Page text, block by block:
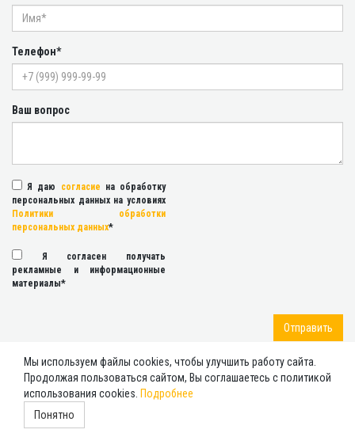
Телефон*
Ваш вопрос
Я даю согласие на обработку
персональных данных на условиях
Политики обработки
персональных данных*
Я согласен получать
рекламные и информационные
материалы*
Отправить
2026 ©ИНДИГО ИНТЕРЬЕР , Тел:
ул. Павшинский мост, дом 2б.
Мы используем файлы cookies, чтобы улучшить работу сайта.
Продолжая пользоваться сайтом, Вы соглашаетесь с политикой
использования cookies. Подробнее
Понятно